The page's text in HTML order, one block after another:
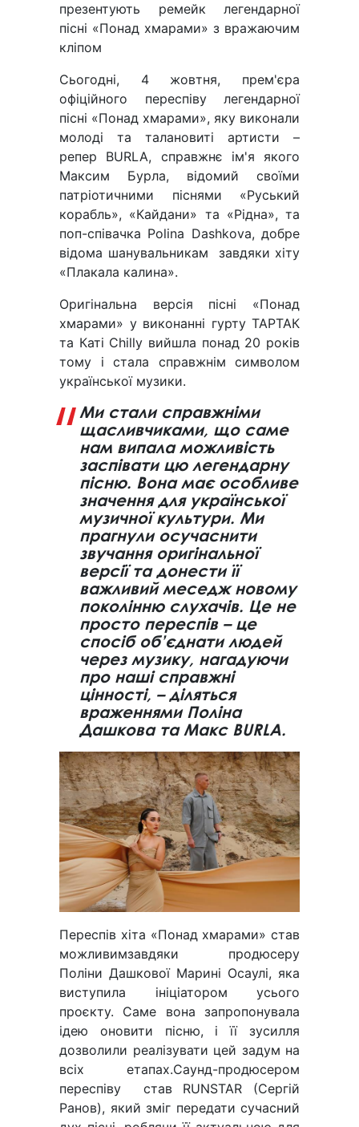
презентують ремейк легендарної
пісні «Понад хмарами» з вражаючим
кліпом
Сьогодні, 4 жовтня, прем'єра
офіційного переспіву легендарної
пісні «Понад хмарами», яку виконали
молоді та талановиті артисти –
репер BURLA, справжнє ім'я якого
Максим Бурла, відомий своїми
патріотичними піснями «Руський
корабль», «Кайдани» та «Рідна», та
поп-співачка Polina Dashkova, добре
відома шанувальникам завдяки хіту
«Плакала калина».
Оригінальна версія пісні «Понад
хмарами» у виконанні гурту ТАРТАК
та Каті Chilly вийшла понад 20 років
тому і стала справжнім символом
української музики.
Ми стали справжніми
щасливчиками, що саме
нам випала можливість
заспівати цю легендарну
пісню. Вона має особливе
значення для української
музичної культури. Ми
прагнули осучаснити
звучання оригінальної
версії та донести її
важливий меседж новому
поколінню слухачів. Це не
просто переспів – це
спосіб об’єднати людей
через музику, нагадуючи
про наші справжні
цінності, – діляться
враженнями Поліна
Дашкова та Макс BURLA.
Переспів хіта «Понад хмарами» став
можливимзавдяки продюсеру
Поліни Дашкової Марині Осаулі, яка
виступила ініціатором усього
проєкту. Саме вона запропонувала
ідею оновити пісню, і її зусилля
дозволили реалізувати цей задум на
всіх етапах.Саунд-продюсером
переспіву став RUNSTAR (Сергій
Ранов), який зміг передати сучасний